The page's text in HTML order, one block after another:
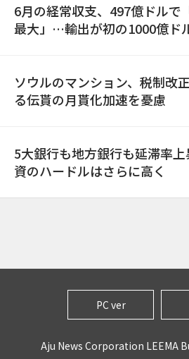
6月の経常収支、497億ドルで
最大」…輸出が初の1000億ド
ソウルのマンション、税制改
る伝貰の月貰化加速を憂慮
5大銀行も地方銀行も延滞率
資のハードルはさらに高く
PC ver
Aju News Corporation LEEMA